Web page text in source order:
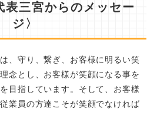
表三宮からのメッセー
ジ〉
、守り、繋ぎ、お客様に明るい笑
念とし、お客様が笑顔になる事を
目指しています。そして、お客様
業員の方達こそが笑顔でなければ